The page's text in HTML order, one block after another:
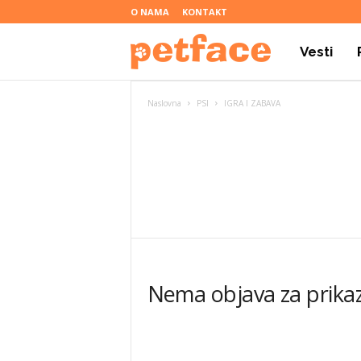
O NAMA KONTAKT
Vesti
Naslovna PSI IGRA I ZABAVA
Nema objava za